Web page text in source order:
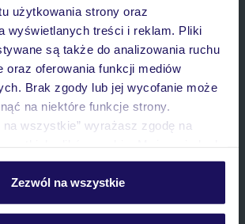
użytkowania strony oraz
wyświetlanych treści i reklam. Pliki
są także do analizowania ruchu
oraz oferowania funkcji mediów
Brak zgody lub jej wycofanie może
na niektóre funkcje strony.
na wszystkie” wyrażasz zgodę na
wybór wchodząc w zakładkę
o plikach cookie znajdziesz
Zezwól na wszystkie
się do newslettera
na przetwarzanie danych osobowych przez TUI
w zakresie oraz celu wskazanym w„Informacji o
osobowych”, poprzez elektroniczną formę